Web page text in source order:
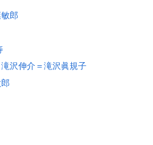
郎
滝沢伸介＝滝沢眞規子